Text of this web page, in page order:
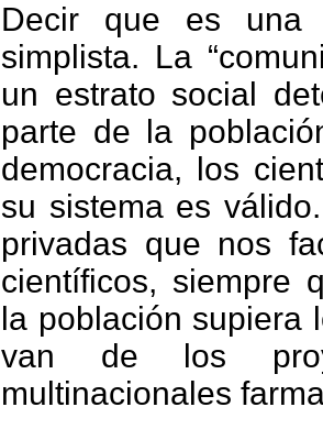
Decir que es una
simplista. La
un estrato social
parte de la
democracia, los
su sistema es
privadas que nos
científicos, siempre
la población supiera
van de los
multinacionales